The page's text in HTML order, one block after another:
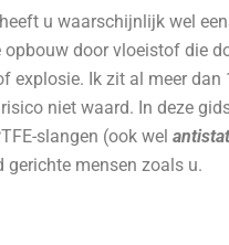
u waarschijnlijk wel
door vloeistof die
explosie. Ik zit al meer dan
niet waard. In deze
slangen (ook wel
gerichte mensen zoals u.